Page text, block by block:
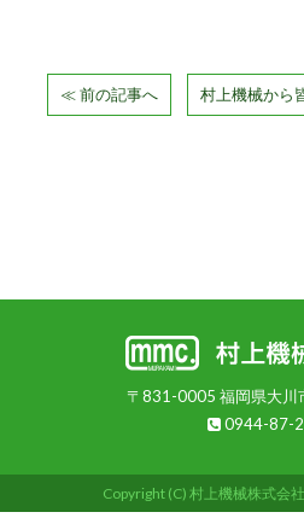
≪ 前の記事へ 村上機械から
〒831-0005 福岡県大川
0944-87-
Copyright (C) 村上機械株式会